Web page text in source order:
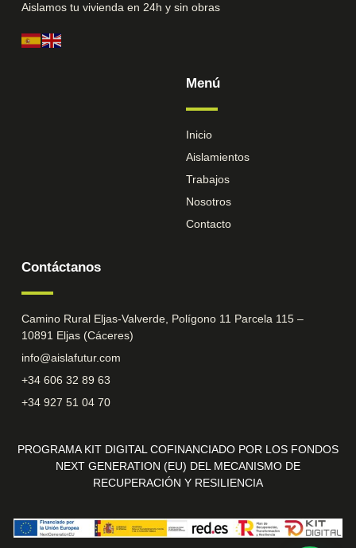
Aislamos tu vivienda en 24h y sin obras
Menú
Inicio
Aislamientos
Trabajos
Nosotros
Contacto
Contáctanos
Camino Rural Eljas-Valverde, Polígono 11 Parcela 115 –
10891 Eljas (Cáceres)
info@aislafutur.com
+34 606 32 89 63
+34 927 51 04 70
PROGRAMA KIT DIGITAL COFINANCIADO POR LOS FONDOS
NEXT GENERATION (EU) DEL MECANISMO DE
RECUPERACIÓN Y RESILIENCIA